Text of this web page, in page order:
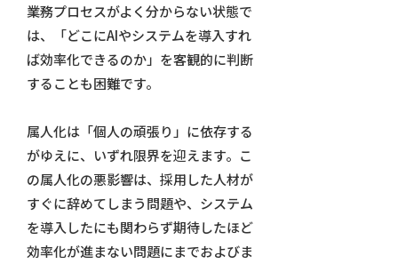
業務プロセスがよく分からない状態で
は、「どこにAIやシステムを導入すれ
ば効率化できるのか」を客観的に判断
することも困難です。
属人化は「個人の頑張り」に依存する
がゆえに、いずれ限界を迎えます。こ
の属人化の悪影響は、採用した人材が
すぐに辞めてしまう問題や、システム
を導入したにも関わらず期待したほど
効率化が進まない問題にまでおよびま